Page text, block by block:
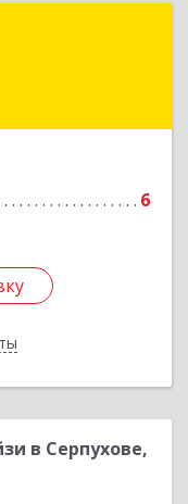
6
м.о., Столбовая
в Серпухове,